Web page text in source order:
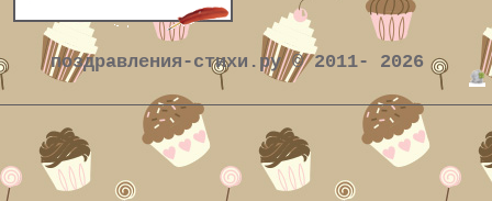
поздравления-стихи.ру © 2011- 2026